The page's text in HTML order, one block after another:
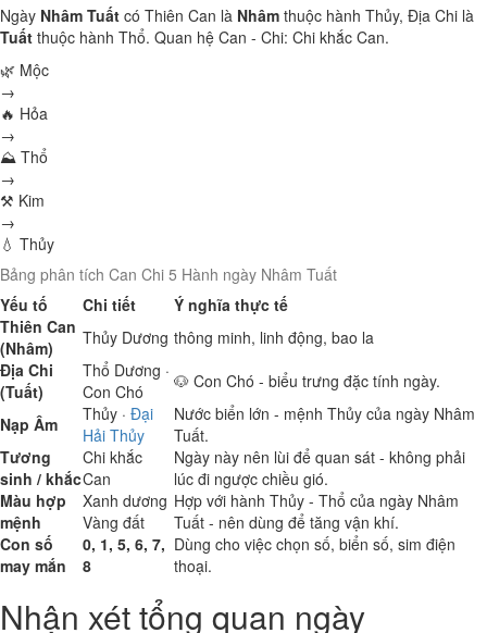
Ngày Nhâm Tuất có Thiên Can là Nhâm thuộc hành Thủy, Địa Chi là
Tuất thuộc hành Thổ. Quan hệ Can - Chi: Chi khắc Can.
🌿 Mộc
→
🔥 Hỏa
→
⛰ Thổ
→
⚒ Kim
→
💧 Thủy
Bảng phân tích Can Chi 5 Hành ngày Nhâm Tuất
Yếu tố
Chi tiết
Ý nghĩa thực tế
Thiên Can
(Nhâm)
Thủy Dương thông minh, linh động, bao la
Địa Chi
(Tuất)
Thổ Dương ·
Con Chó
🐶 Con Chó - biểu trưng đặc tính ngày.
Nạp Âm
Thủy · Đại
Hải Thủy
Nước biển lớn - mệnh Thủy của ngày Nhâm
Tuất.
Tương
sinh / khắc
Chi khắc
Can
Ngày này nên lùi để quan sát - không phải
lúc đi ngược chiều gió.
Màu hợp
mệnh
Xanh dương
Vàng đất
Hợp với hành Thủy - Thổ của ngày Nhâm
Tuất - nên dùng để tăng vận khí.
Con số
may mắn
0, 1, 5, 6, 7,
8
Dùng cho việc chọn số, biển số, sim điện
thoại.
Nhận xét tổng quan ngày